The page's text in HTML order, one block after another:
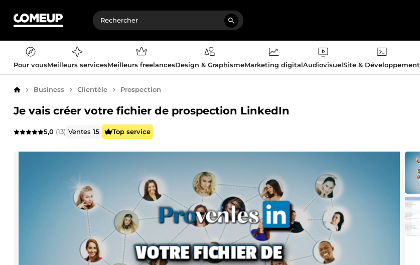
Pour vousMeilleurs servicesMeilleurs freelancesDesign & GraphismeMarketing digitalAudiovisuelSite & Développement
AccueilBusiness Clientèle Prospection
Je vais créer votre fichier de prospection LinkedIn
5,0 (13) Ventes15 Top service